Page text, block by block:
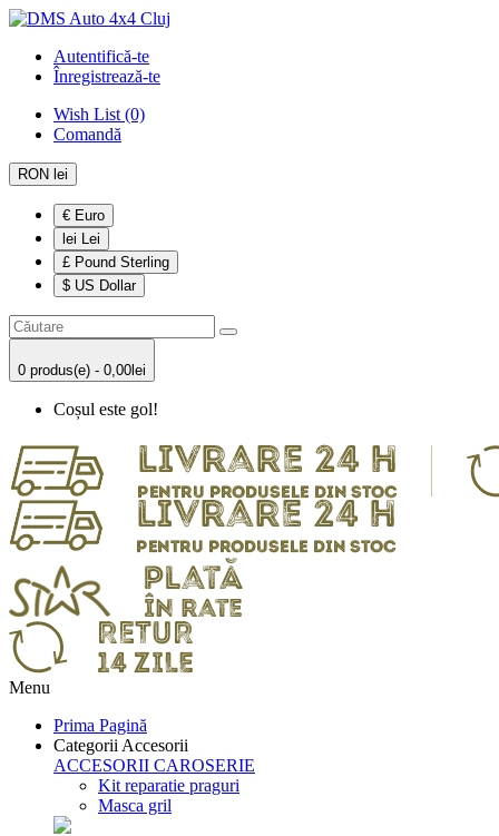
Autentifică-te
Înregistrează-te
Wish List (0)
Comandă
RON lei
€ Euro
lei Lei
£ Pound Sterling
$ US Dollar
0 produs(e) - 0,00lei
Coșul este gol!
Menu
Prima Pagină
Categorii Accesorii
ACCESORII CAROSERIE
Kit reparatie praguri
Masca gril